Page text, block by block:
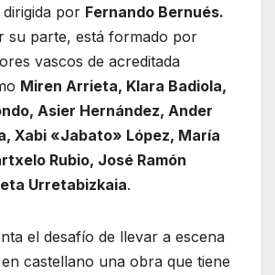
dirigida por Fernando Bernués.
su parte, está formado por
vascos de acreditada
Miren Arrieta, Klara Badiola,
Asier Hernández, Ander
Xabi «Jabato» López, María
Rubio, José Ramón
Urretabizkaia.
el desafío de llevar a escena
castellano una obra que tiene